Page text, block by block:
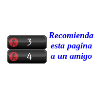
Recomienda
esta pagina
a un amigo